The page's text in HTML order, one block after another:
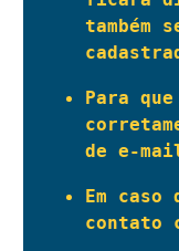
também
Para
de e-
Em caso
contato